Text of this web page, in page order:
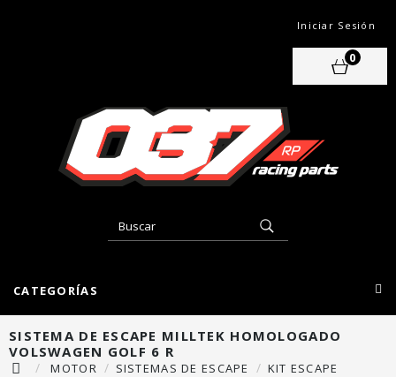
Iniciar Sesión
0
CATEGORÍAS
SISTEMA DE ESCAPE MILLTEK HOMOLOGADO
VOLSWAGEN GOLF 6 R
MOTOR SISTEMAS DE ESCAPE
KIT ESCAPE